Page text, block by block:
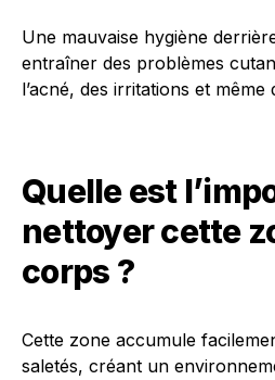
Une mauvaise hygiène
entraîner des problèmes
l’acné, des irritations et même
Quelle est
nettoyer cette
corps ?
Cette zone accumule
saletés, créant un